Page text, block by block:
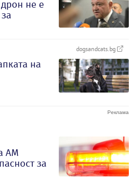
не е
dogsandcats.bg
на
АМ
за